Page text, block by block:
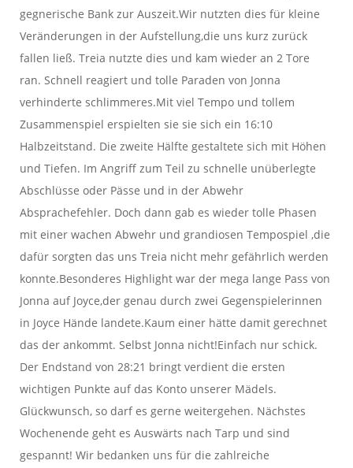
gegnerische Bank zur Auszeit.Wir nutzten dies für kleine
Veränderungen in der Aufstellung,die uns kurz zurück
fallen ließ. Treia nutzte dies und kam wieder an 2 Tore
ran. Schnell reagiert und tolle Paraden von Jonna
verhinderte schlimmeres.Mit viel Tempo und tollem
Zusammenspiel erspielten sie sie sich ein 16:10
Halbzeitstand. Die zweite Hälfte gestaltete sich mit Höhen
und Tiefen. Im Angriff zum Teil zu schnelle unüberlegte
Abschlüsse oder Pässe und in der Abwehr
Absprachefehler. Doch dann gab es wieder tolle Phasen
mit einer wachen Abwehr und grandiosen Tempospiel ,die
dafür sorgten das uns Treia nicht mehr gefährlich werden
konnte.Besonderes Highlight war der mega lange Pass von
Jonna auf Joyce,der genau durch zwei Gegenspielerinnen
in Joyce Hände landete.Kaum einer hätte damit gerechnet
das der ankommt. Selbst Jonna nicht!Einfach nur schick.
Der Endstand von 28:21 bringt verdient die ersten
wichtigen Punkte auf das Konto unserer Mädels.
Glückwunsch, so darf es gerne weitergehen. Nächstes
Wochenende geht es Auswärts nach Tarp und sind
gespannt! Wir bedanken uns für die zahlreiche